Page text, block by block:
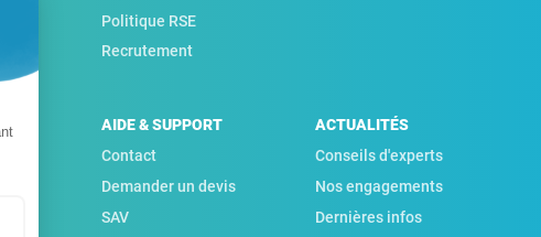
Politique RSE
Recrutement
AIDE & SUPPORT
Contact
Demander un devis
SAV
ACTUALITÉS
Conseils d'experts
Nos engagements
Dernières infos